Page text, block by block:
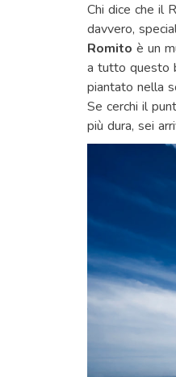
Chi dice che il
davvero,
Romito è un
a tutto questo
piantato nella
Se cerchi il
più dura, sei